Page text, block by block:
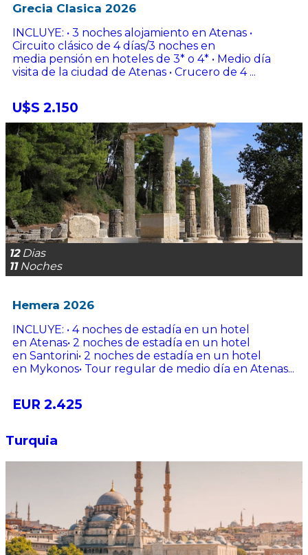
Grecia Clasica 2026
INCLUYE: • 3 noches alojamiento en Atenas •
Circuito clásico de 4 días/3 noches en
media pensión en hoteles de 3* o 4* • Medio día
visita de la ciudad de Atenas • Crucero de 4 ...
U$S 2.150
12Dias
11Noches
Hemera 2026
INCLUYE: • 4 noches de estadía en un hotel
en Atenas• 2 noches de estadía en un hotel
en Santorini• 2 noches de estadía en un hotel
en Mykonos• Tour regular de medio día en Atenas...
EUR 2.425
Turquia